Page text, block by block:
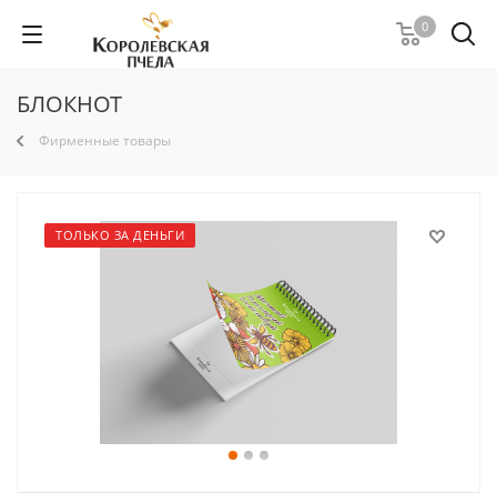
0
БЛОКНОТ
Фирменные товары
ТОЛЬКО ЗА ДЕНЬГИ